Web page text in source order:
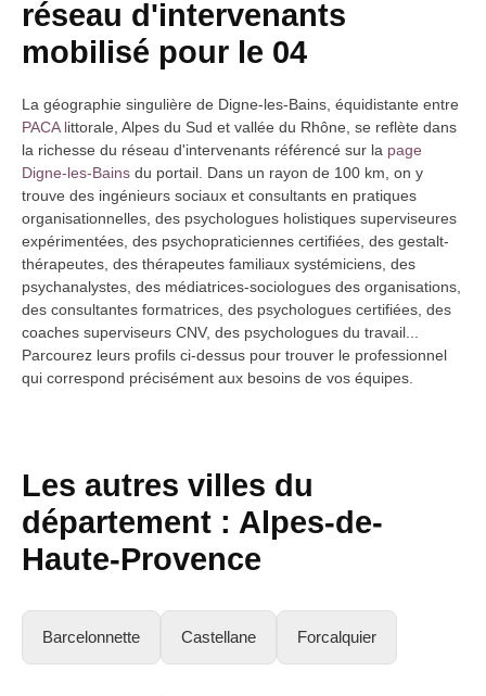
réseau d'intervenants
mobilisé pour le 04
La géographie singulière de Digne-les-Bains, équidistante entre
PACA littorale, Alpes du Sud et vallée du Rhône, se reflète dans
la richesse du réseau d'intervenants référencé sur la page
Digne-les-Bains du portail. Dans un rayon de 100 km, on y
trouve des ingénieurs sociaux et consultants en pratiques
organisationnelles, des psychologues holistiques superviseures
expérimentées, des psychopraticiennes certifiées, des gestalt-
thérapeutes, des thérapeutes familiaux systémiciens, des
psychanalystes, des médiatrices-sociologues des organisations,
des consultantes formatrices, des psychologues certifiées, des
coaches superviseurs CNV, des psychologues du travail...
Parcourez leurs profils ci-dessus pour trouver le professionnel
qui correspond précisément aux besoins de vos équipes.
Les autres villes du
département : Alpes-de-
Haute-Provence
Barcelonnette Castellane Forcalquier